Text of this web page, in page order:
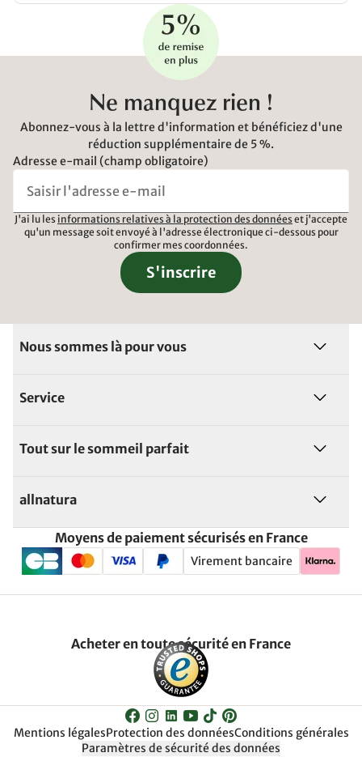
Ne manquez rien !
Abonnez-vous à la lettre d'information et bénéficiez d'une
réduction supplémentaire de 5 %.
Adresse e-mail (champ obligatoire)
J'ai lu les informations relatives à la protection des données et j'accepte
qu'un message soit envoyé à l'adresse électronique ci-dessous pour
confirmer mes coordonnées.
S'inscrire
Nous sommes là pour vous
Service
Tout sur le sommeil parfait
allnatura
Moyens de paiement sécurisés en France
Virement bancaire
Acheter en toute sécurité en France
Mentions légalesProtection des donnéesConditions générales
Paramètres de sécurité des données